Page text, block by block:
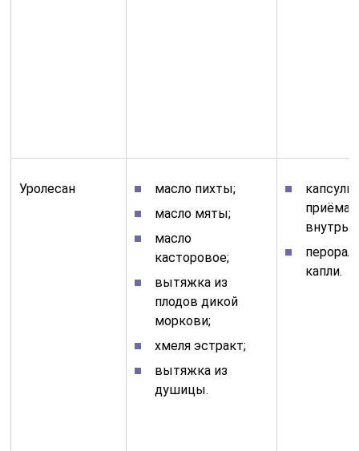
Уролесан
масло пихты;
масло мяты;
масло
касторовое;
вытяжка из
плодов дикой
моркови;
хмеля эстракт;
вытяжка из
душицы.
капсулы
приёма
внутрь;
капли.